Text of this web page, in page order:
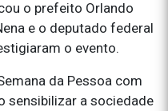
o prefeito Orlando
e o deputado federal
o evento.
da Pessoa com
sensibilizar a sociedade